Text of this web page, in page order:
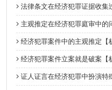
法律条文在经济犯罪证据收集
主观推定在经济犯罪庭审中的
经济犯罪案件中的主观推定【
经济犯罪案件立案就是破案【
证人证言在经济犯罪中扮演特